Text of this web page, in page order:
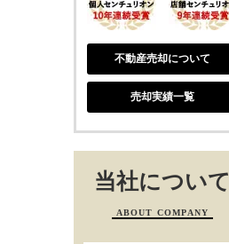
不動産売却について
売却実績一覧
当社について
ABOUT COMPANY